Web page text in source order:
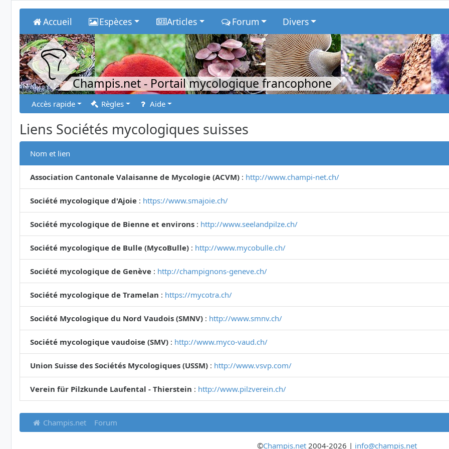
Accueil Espèces Articles Forum Divers
Champis.net- Portail mycologique francophone
Accès rapide Règles Aide
Liens Sociétés mycologiques suisses
Nom et lien
Association Cantonale Valaisanne de Mycologie (ACVM) : http://www.champi-net.ch/
Société mycologique d'Ajoie : https://www.smajoie.ch/
Société mycologique de Bienne et environs : http://www.seelandpilze.ch/
Société mycologique de Bulle (MycoBulle) : http://www.mycobulle.ch/
Société mycologique de Genève : http://champignons-geneve.ch/
Société mycologique de Tramelan : https://mycotra.ch/
Société Mycologique du Nord Vaudois (SMNV) : http://www.smnv.ch/
Société mycologique vaudoise (SMV) : http://www.myco-vaud.ch/
Union Suisse des Sociétés Mycologiques (USSM) : http://www.vsvp.com/
Verein für Pilzkunde Laufental - Thierstein : http://www.pilzverein.ch/
Champis.net Forum
©Champis.net2004-2026 | info@champis.net